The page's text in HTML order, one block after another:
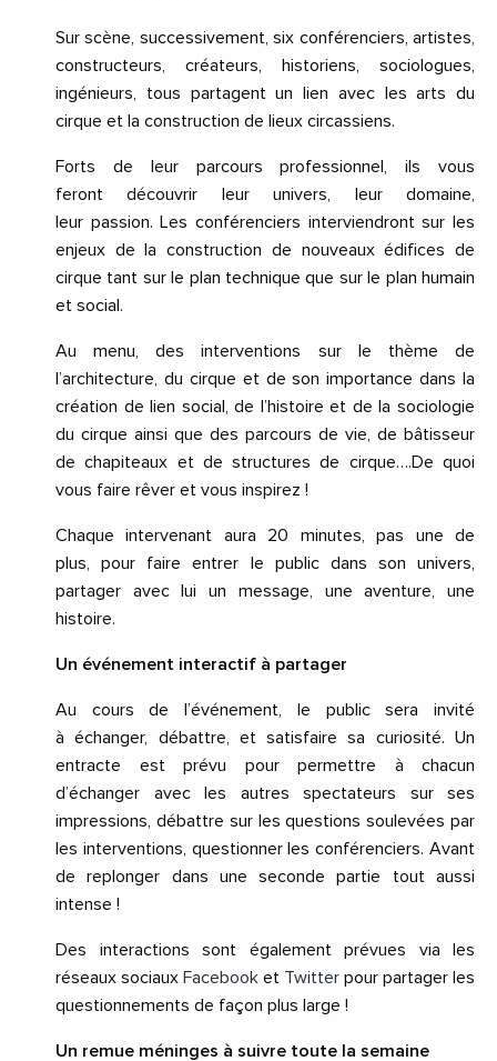
Sur scène, successivement, six conférenciers, artistes,
constructeurs, créateurs, historiens, sociologues,
ingénieurs, tous partagent un lien avec les arts du
cirque et la construction de lieux circassiens.
Forts de leur parcours professionnel, ils vous
feront découvrir leur univers, leur domaine,
leur passion. Les conférenciers interviendront sur les
enjeux de la construction de nouveaux édifices de
cirque tant sur le plan technique que sur le plan humain
et social.
Au menu, des interventions sur le thème de
l’architecture, du cirque et de son importance dans la
création de lien social, de l’histoire et de la sociologie
du cirque ainsi que des parcours de vie, de bâtisseur
de chapiteaux et de structures de cirque….De quoi
vous faire rêver et vous inspirez !
Chaque intervenant aura 20 minutes, pas une de
plus, pour faire entrer le public dans son univers,
partager avec lui un message, une aventure, une
histoire.
Un événement interactif à partager
Au cours de l’événement, le public sera invité
à échanger, débattre, et satisfaire sa curiosité. Un
entracte est prévu pour permettre à chacun
d’échanger avec les autres spectateurs sur ses
impressions, débattre sur les questions soulevées par
les interventions, questionner les conférenciers. Avant
de replonger dans une seconde partie tout aussi
intense !
Des interactions sont également prévues via les
réseaux sociaux Facebook et Twitter pour partager les
questionnements de façon plus large !
Un remue méninges à suivre toute la semaine